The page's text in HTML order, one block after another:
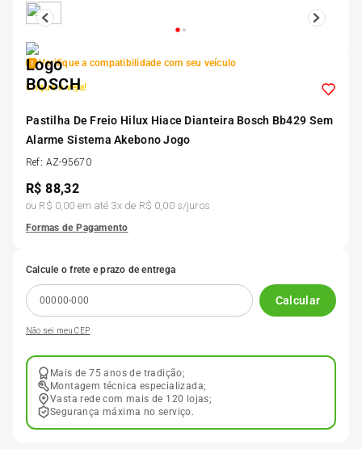
Verifique a compatibilidade com seu veículo
Clique e veja!
Pastilha De Freio Hilux Hiace Dianteira Bosch Bb429 Sem
Alarme Sistema Akebono Jogo
Ref: AZ-95670
R$88,32
ou R$ 0,00 em até 3x de R$ 0,00s/juros
Formas de Pagamento
Calcule o frete e prazo de entrega
Calcular
Não sei meu CEP
Mais de 75 anos de tradição;
Montagem técnica especializada;
Vasta rede com mais de 120 lojas;
Segurança máxima no serviço.
5º
6º
7º 185 65r15
8 º
10º Pneu